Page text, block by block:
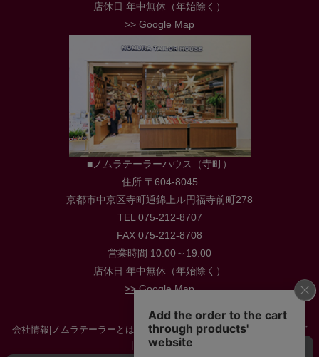
店休日 年中無休（年始除く）
>> Google Map
■ノムラテーラーハウス（寺町）
住所 〒604-8045
京都市中京区寺町通錦上ル円福寺前町278
TEL 075-212-8707
FAX 075-212-8708
営業時間 10:00～19:00
店休日 年中無休（年始除く）
>> Google Map
会社情報 ノムラテーラーとは 店舗情報|採用情報|お役立ち情報・ブログ
お問い合わせ